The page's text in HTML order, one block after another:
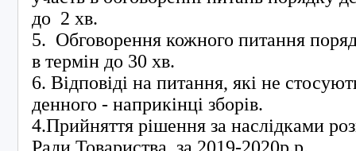
до 2 хв.
5. Обговорення кожного питання
в термін до 30 хв.
6. Відповіді на питання, які не
денного - наприкінці зборів.
4.Прийняття рішення за наслідками